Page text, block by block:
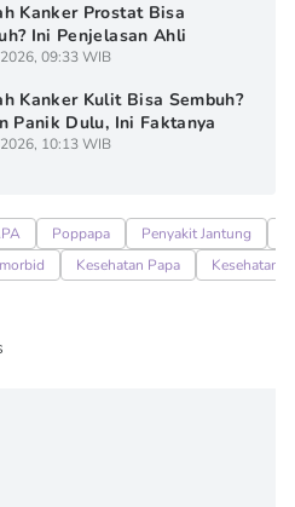
Kanker Prostat Bisa
Ini Penjelasan Ahli
09:33 WIB
Kanker Kulit Bisa Sembuh?
Panik Dulu, Ini Faktanya
10:13 WIB
Poppapa Penyakit Jantung
Kesehatan Papa Kesehatan